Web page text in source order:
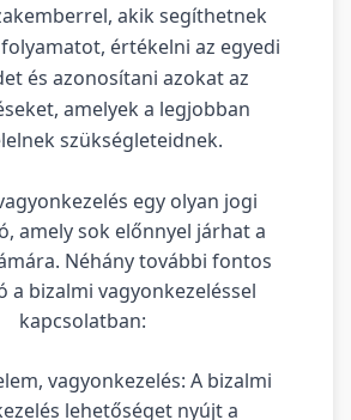
akik segíthetnek
értékelni az egyedi
és azonosítani azokat az
amelyek a legjobban
szükségleteidnek.
egy olyan jogi
amely sok előnnyel járhat a
Néhány további fontos
a bizalmi vagyonkezeléssel
kapcsolatban:
vagyonkezelés: A bizalmi
lehetőséget nyújt a